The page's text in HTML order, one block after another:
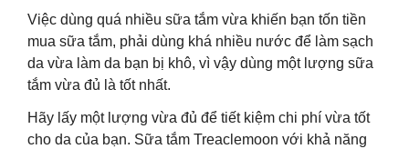
Việc dùng quá nhiều sữa tắm vừa khiến bạn tốn tiền
mua sữa tắm, phải dùng khá nhiều nước để làm sạch
da vừa làm da bạn bị khô, vì vậy dùng một lượng sữa
tắm vừa đủ là tốt nhất.
Hãy lấy một lượng vừa đủ để tiết kiệm chi phí vừa tốt
cho da của bạn. Sữa tắm Treaclemoon với khả năng